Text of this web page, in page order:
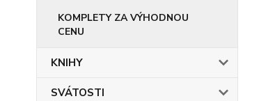
KOMPLETY ZA VÝHODNOU
CENU
KNIHY
SVÁTOSTI